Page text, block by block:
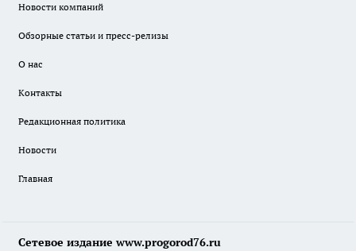
Новости компаний
Обзорные статьи и пресс-релизы
О нас
Контакты
Редакционная политика
Новости
Главная
Сетевое издание www.progorod76.ru